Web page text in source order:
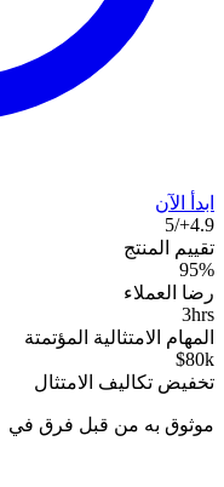
ابدأ الآن
4.9+/5
تقييم المنتج
95%
رضا العملاء
3hrs
المهام الامتثالية المؤتمتة
$80k
تخفيض تكاليف الامتثال
موثوق به من قبل فرق في